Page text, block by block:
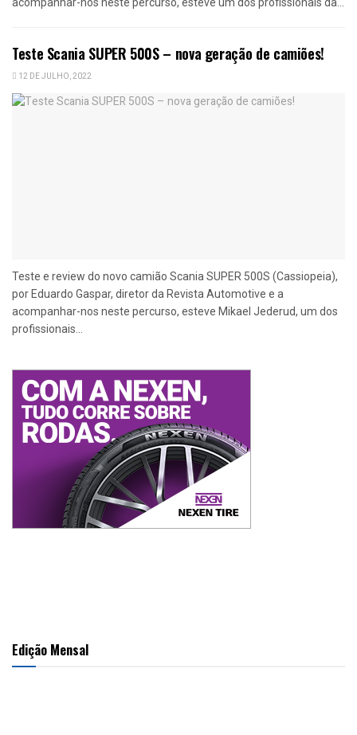
Teste Scania SUPER 500S – nova geração de camiões!
12 DE JULHO, 2022
Teste e review do novo camião Scania SUPER 500S (Cassiopeia),
por Eduardo Gaspar, diretor da Revista Automotive e a
acompanhar-nos neste percurso, esteve Mikael Jederud, um dos
profissionais...
Edição Mensal